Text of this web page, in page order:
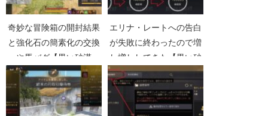
奇妙な冒険箱の開封結果
と強化石の簡素化の交換
や馬バグ【黒い砂漠
Part4696】
エリナ・レートへの告白
が失敗に終わったので増
し増ししてきた【黒い砂
漠Part2563】